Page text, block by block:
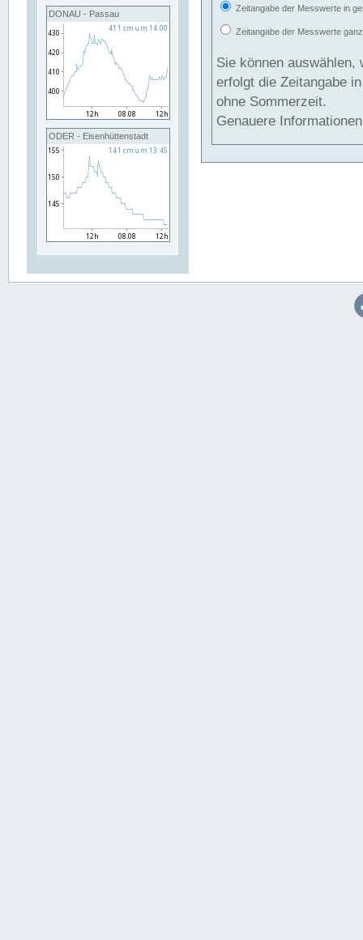
DONAU - Passau
ODER - Eisenhüttenstadt
Zeitangabe der Messwerte in
Zeitangabe der Messwerte
Sie können auswählen,
erfolgt die Zeitangabe
ohne Sommerzeit.
Genauere